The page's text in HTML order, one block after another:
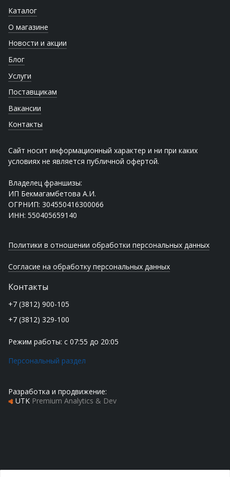
Каталог
О магазине
Новости и акции
Блог
Услуги
Поставщикам
Вакансии
Контакты
Сайт носит информационный характер и ни при каких
условиях не является публичной офертой.
Владелец франшизы:
ИП Бекмагамбетова А.И.
ОГРНИП: 304550416300066
ИНН: 550405659140
Политики в отношении обработки персональных данных
Согласие на обработку персональных данных
Контакты
+7 (3812) 900-105
+7 (3812) 329-100
Режим работы: с 07:55 до 20:05
Персональный раздел
Разработка и продвижение:
UTK Premium Analytics & Dev